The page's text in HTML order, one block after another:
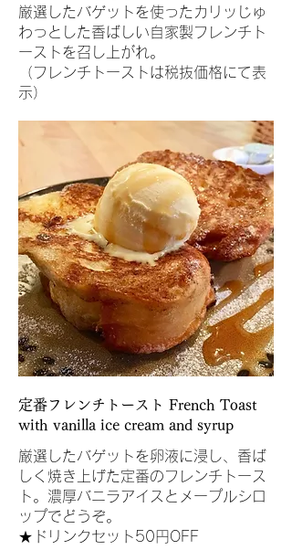
厳選したバゲットを使ったカリッじゅ
わっとした香ばしい自家製フレンチト
ーストを召し上がれ。
（フレンチトーストは税抜価格にて表
示）
定番フレンチトースト French Toast
with vanilla ice cream and syrup
厳選したバゲットを卵液に浸し、香ば
しく焼き上げた定番のフレンチトース
ト。濃厚バニラアイスとメープルシロ
ップでどうぞ。
★ドリンクセット50円OFF